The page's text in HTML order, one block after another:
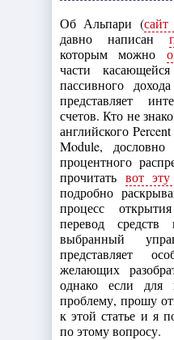
Об Альпари (
давно написан
которым можно
части
пассивного
представляет
счетов. Кто не
английского
Module,
процентного
прочитать вот
подробно
процесс
перевод
выбранный
представляет
желающих
однако если для
проблему, прошу
к этой статье и я
по этому вопросу.